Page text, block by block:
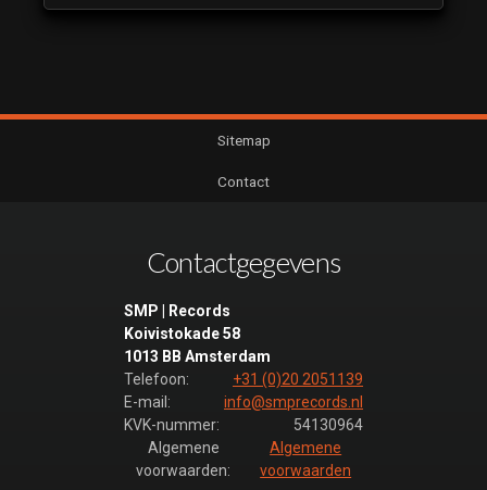
Sitemap
Contact
Contactgegevens
SMP | Records
Koivistokade 58
1013 BB Amsterdam
Telefoon:
+31 (0)20 2051139
E-mail:
info@smprecords.nl
KVK-nummer:
54130964
Algemene
voorwaarden:
Algemene
voorwaarden